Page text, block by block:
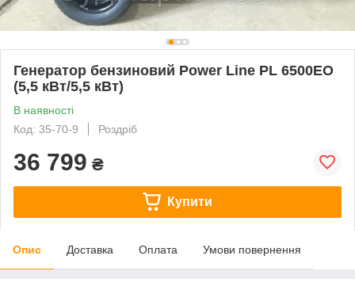
Генератор бензиновий Power Line PL 6500EO
(5,5 кВт/5,5 кВт)
В наявності
Код: 35-70-9
Роздріб
36 799 ₴
Купити
Опис Доставка Оплата Умови повернення